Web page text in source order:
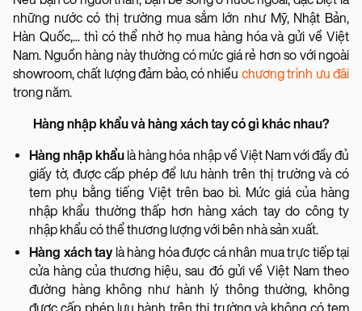
những nước có thị trường mua sắm lớn như Mỹ, Nhật Bản,
Hàn Quốc,... thì có thể nhờ họ mua hàng hóa và gửi về Việt
Nam. Nguồn hàng này thường có mức giá rẻ hơn so với ngoài
showroom, chất lượng đảm bảo, có nhiều chương trình ưu đãi
trong năm.
Hàng nhập khẩu và hàng xách tay có gì khác nhau?
Hàng nhập khẩu là hàng hóa nhập về Việt Nam với đầy đủ
giấy tờ, được cấp phép để lưu hành trên thị trường và có
tem phụ bằng tiếng Việt trên bao bì. Mức giá của hàng
nhập khẩu thường thấp hơn hàng xách tay do công ty
nhập khẩu có thể thương lượng với bên nhà sản xuất.
Hàng xách taylà hàng hóa được cá nhân mua trực tiếp tại
cửa hàng của thương hiệu, sau đó gửi về Việt Nam theo
đường hàng không như hành lý thông thường, không